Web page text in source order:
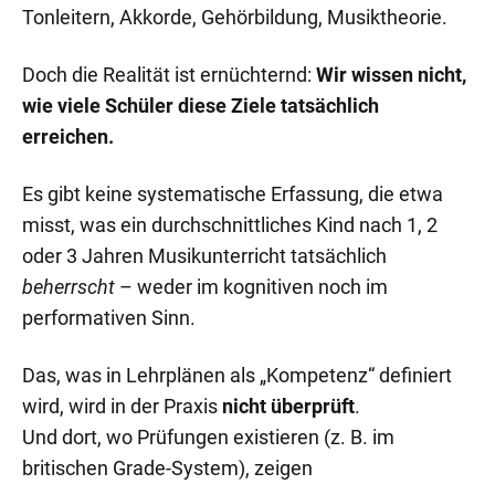
Tonleitern, Akkorde, Gehörbildung, Musiktheorie.
Doch die Realität ist ernüchternd: Wir wissen nicht,
wie viele Schüler diese Ziele tatsächlich
erreichen.
Es gibt keine systematische Erfassung, die etwa
misst, was ein durchschnittliches Kind nach 1, 2
oder 3 Jahren Musikunterricht tatsächlich
beherrscht – weder im kognitiven noch im
performativen Sinn.
Das, was in Lehrplänen als „Kompetenz“ definiert
wird, wird in der Praxis nicht überprüft.
Und dort, wo Prüfungen existieren (z. B. im
britischen Grade-System), zeigen